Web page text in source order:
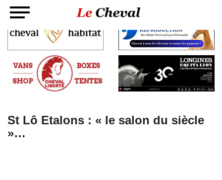
St Lô Etalons : « le salon du siècle
»…